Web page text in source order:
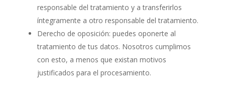
responsable del tratamiento y a transferirlos
íntegramente a otro responsable del tratamiento.
Derecho de oposición: puedes oponerte al
tratamiento de tus datos. Nosotros cumplimos
con esto, a menos que existan motivos
justificados para el procesamiento.